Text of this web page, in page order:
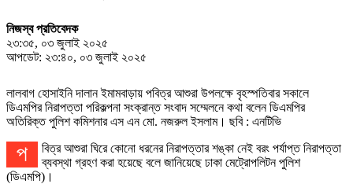
নিজস্ব প্রতিবেদক
২৩:৩৫, ০৩ জুলাই ২০২৫
আপডেট: ২৩:৪০, ০৩ জুলাই ২০২৫
লালবাগ হোসাইনি দালান ইমামবাড়ায় পবিত্র আশুরা উপলক্ষে বৃহস্পতিবার সকালে
ডিএমপির নিরাপত্তা পরিকল্পনা সংক্রান্ত সংবাদ সম্মেলনে কথা বলেন ডিএমপির
অতিরিক্ত পুলিশ কমিশনার এস এন মো. নজরুল ইসলাম। ছবি : এনটিভি
পবিত্র আশুরা ঘিরে কোনো ধরনের নিরাপত্তার শঙ্কা নেই বরং পর্যাপ্ত নিরাপত্তা
ব্যবস্থা গ্রহণ করা হয়েছে বলে জানিয়েছে ঢাকা মেট্রোপলিটন পুলিশ
(ডিএমপি)।